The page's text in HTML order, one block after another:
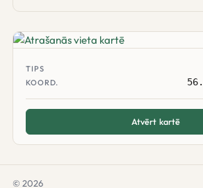
TIPS
KOORD.
Atvērt kartē
© 2026